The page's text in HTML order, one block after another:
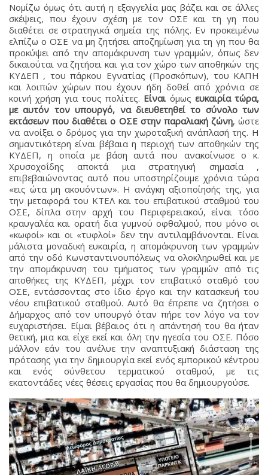
Νομίζω όμως ότι αυτή η εξαγγελία μας βάζει και σε άλλες
σκέψεις, που έχουν σχέση με τον ΟΣΕ και τη γη που
διαθέτει σε στρατηγικά σημεία της πόλης. Εν προκειμένω
ελπίζω ο ΟΣΕ να μη ζητήσει αποζημίωση για τη γη που θα
προκύψει από την απομάκρυνση των γραμμών, όπως δεν
δικαιούται να ζητήσει και για τον χώρο των αποθηκών της
ΚΥΔΕΠ , του πάρκου Εγνατίας (Προσκόπων), του ΚΑΠΗ
και λοιπών χώρων που έχουν ήδη δοθεί από χρόνια σε
κοινή χρήση για τους πολίτες. Είναι όμως ευκαιρία τώρα,
με αυτόν τον υπουργό, να διευθετηθεί το σύνολο των
εκτάσεων που διαθέτει ο ΟΣΕ στην παραλιακή ζώνη, ώστε
να ανοίξει ο δρόμος για την χωροταξική ανάπλασή της. Η
σημαντικότερη είναι βέβαια η περιοχή των αποθηκών της
ΚΥΔΕΠ, η οποία με βάση αυτά που ανακοίνωσε ο κ.
Χρυσοχοΐδης αποκτά μια στρατηγική σημασία ,
επιβεβαιώνοντας αυτό που υποστηρίζουμε χρόνια τώρα
«εις ώτα μη ακουόντων». Η ανάγκη αξιοποίησής της, για
την μεταφορά του ΚΤΕΛ και του επιβατικού σταθμού του
ΟΣΕ, δίπλα στην αρχή του Περιφερειακού, είναι τόσο
κραυγαλέα και ορατή δια γυμνού οφθαλμού, που μόνο οι
«κωφοί» και οι «τυφλοί» δεν την αντιλαμβάνονται. Είναι
μάλιστα μοναδική ευκαιρία, η απομάκρυνση των γραμμών
από την οδό Κωνσταντινουπόλεως να ολοκληρωθεί και με
την απομάκρυνση του τμήματος των γραμμών από τις
αποθήκες της ΚΥΔΕΠ, μέχρι τον επιβατικό σταθμό του
ΟΣΕ, εντάσσοντας στο ίδιο έργο και την κατασκευή του
νέου επιβατικού σταθμού. Αυτό θα έπρεπε να ζητήσει ο
Δήμαρχος από τον υπουργό όταν πήρε τον λόγο να τον
ευχαριστήσει. Είμαι βέβαιος ότι η απάντησή του θα ήταν
θετική, μια και είχε εκεί και όλη την ηγεσία του ΟΣΕ. Πόσο
μάλλον εάν του ανέλυε την αναπτυξιακή διάσταση της
πρότασης για την δημιουργία εκεί ενός εμπορικού κέντρου
και ενός σύνθετου τερματικού σταθμού, με τις
εκατοντάδες νέες θέσεις εργασίας που θα δημιουργούσε.